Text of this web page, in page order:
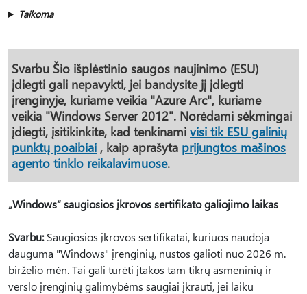
Taikoma
Svarbu Šio išplėstinio saugos naujinimo (ESU)
įdiegti gali nepavykti, jei bandysite jį įdiegti
įrenginyje, kuriame veikia "Azure Arc", kuriame
veikia "Windows Server 2012". Norėdami sėkmingai
įdiegti, įsitikinkite, kad tenkinami visi tik ESU galinių
punktų poaibiai , kaip aprašyta prijungtos mašinos
agento tinklo reikalavimuose.
„Windows“ saugiosios įkrovos sertifikato galiojimo laikas
Svarbu:Saugiosios įkrovos sertifikatai, kuriuos naudoja
dauguma "Windows" įrenginių, nustos galioti nuo 2026 m.
birželio mėn. Tai gali turėti įtakos tam tikrų asmeninių ir
verslo įrenginių galimybėms saugiai įkrauti, jei laiku